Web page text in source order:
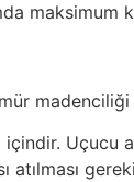
maksimum
Uçucu
atılması